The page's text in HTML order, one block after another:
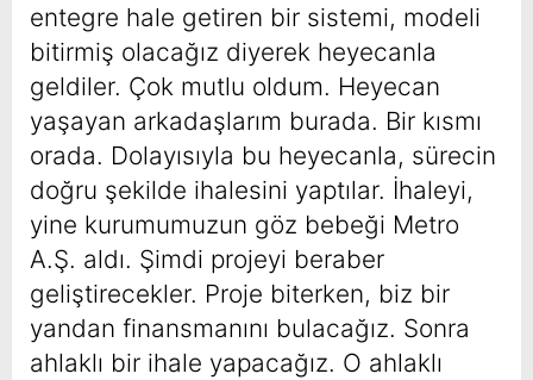
entegre hale getiren bir sistemi, modeli
bitirmiş olacağız diyerek heyecanla
geldiler. Çok mutlu oldum. Heyecan
yaşayan arkadaşlarım burada. Bir kısmı
orada. Dolayısıyla bu heyecanla, sürecin
doğru şekilde ihalesini yaptılar. İhaleyi,
yine kurumumuzun göz bebeği Metro
A.Ş. aldı. Şimdi projeyi beraber
geliştirecekler. Proje biterken, biz bir
yandan finansmanını bulacağız. Sonra
ahlaklı bir ihale yapacağız. O ahlaklı